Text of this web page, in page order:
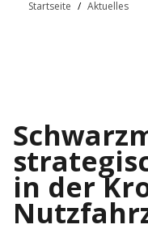
Startseite / Aktuelles
in der